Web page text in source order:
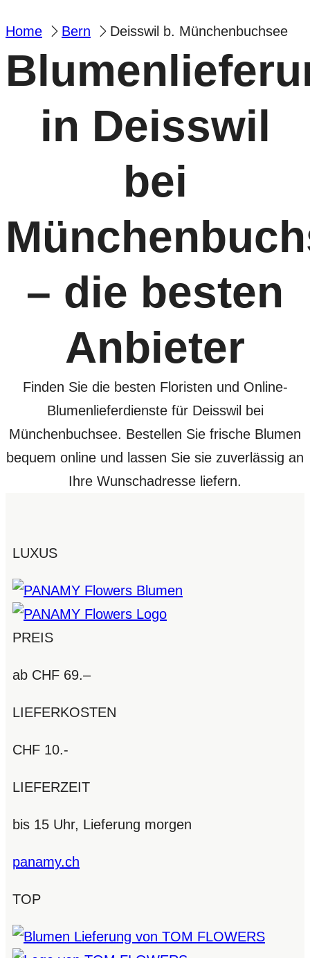
Home Bern Deisswil b. Münchenbuchsee
in Deisswil
bei
– die besten
Anbieter
Finden Sie die besten Floristen und Online-
Blumenlieferdienste für Deisswil bei
Münchenbuchsee. Bestellen Sie frische Blumen
bequem online und lassen Sie sie zuverlässig an
Ihre Wunschadresse liefern.
LUXUS
PREIS
ab CHF 69.–
LIEFERKOSTEN
CHF 10.-
LIEFERZEIT
bis 15 Uhr, Lieferung morgen
panamy.ch
TOP